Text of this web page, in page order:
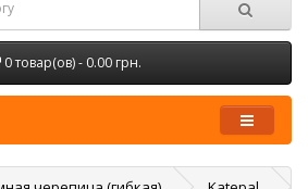
0 товар(ов) - 0.00 грн.